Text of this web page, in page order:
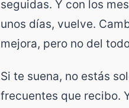
seguidas. Y con los
unos días, vuelve.
mejora, pero no del
Si te suena, no estás
frecuentes que recibo.